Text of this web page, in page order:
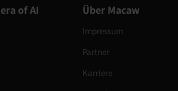
of AI Über Macaw
Impressum
Partner
Karriere